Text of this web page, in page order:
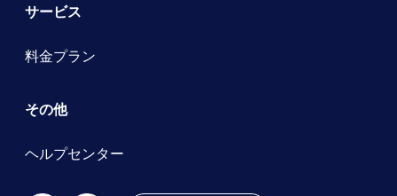
サービス
料金プラン
その他
ヘルプセンター